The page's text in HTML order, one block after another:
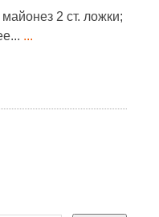
2 ст. ложки;
...